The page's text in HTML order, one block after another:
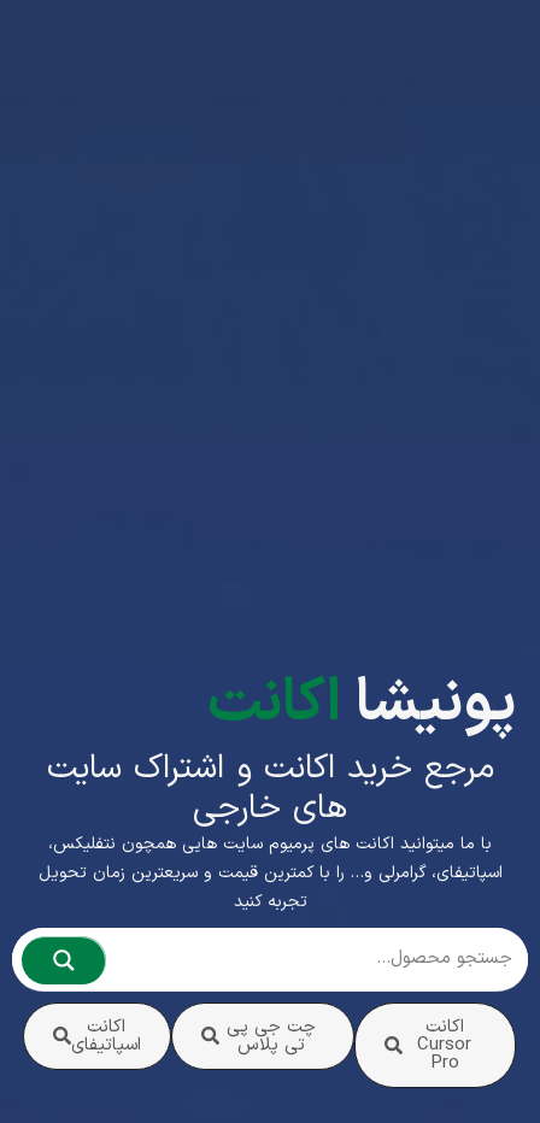
پونیشا اکانت
مرجع خرید اکانت و اشتراک سایت
های خارجی
با ما میتوانید اکانت های پرمیوم سایت هایی همچون نتفلیکس،
اسپاتیفای، گرامرلی و… را با کمترین قیمت و سریعترین زمان تحویل
تجربه کنید
اکانت
Cursor
Pro
چت جی پی
تی پلاس
اکانت
اسپاتیفای